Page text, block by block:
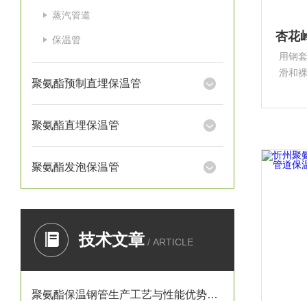
蒸汽管道
保温管
聚氨酯预制直埋保温管
聚氨酯直埋保温管
聚氨酯发泡保温管
技术文章 / ARTICLE
聚氨酯保温钢管生产工艺与性能优势解析
用钢
滑和
实用